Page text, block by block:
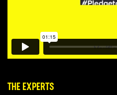
THE EXPERTS